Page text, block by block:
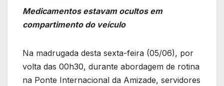
Medicamentos estavam ocultos em
compartimento do veículo
Na madrugada desta sexta-feira (05/06), por
volta das 00h30, durante abordagem de rotina
na Ponte Internacional da Amizade, servidores